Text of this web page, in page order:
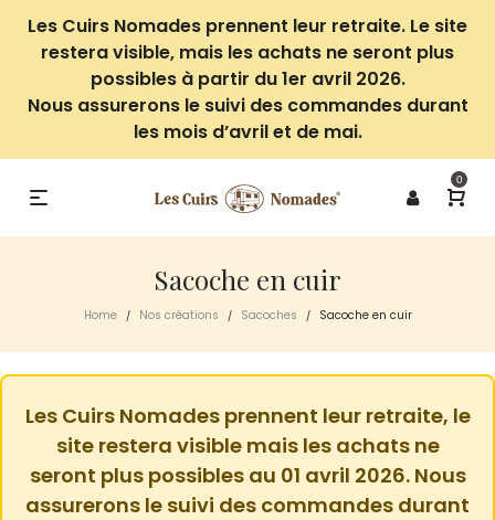
Les Cuirs Nomades prennent leur retraite. Le site
restera visible, mais les achats ne seront plus
possibles à partir du 1er avril 2026.
Nous assurerons le suivi des commandes durant
les mois d’avril et de mai.
0
Sacoche en cuir
Home / Nos créations / Sacoches / Sacoche en cuir
Les Cuirs Nomades prennent leur retraite, le
site restera visible mais les achats ne
seront plus possibles au 01 avril 2026. Nous
assurerons le suivi des commandes durant